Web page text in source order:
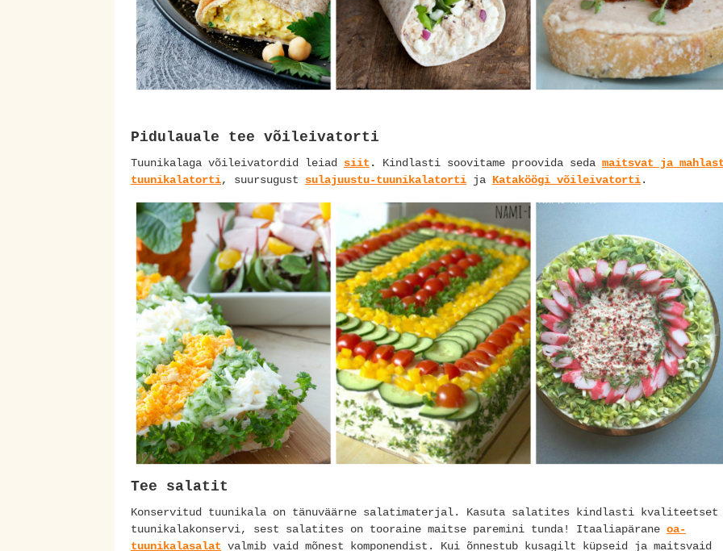
Pidulauale tee võileivatorti
Tuunikalaga võileivatordid leiad siit . Kindlasti soovitame proovida seda maitsvat ja
tuunikalatorti, suursugust sulajuustu-tuunikalatorti ja Kataköögi võileivatorti.
Tee salatit
Konservitud tuunikala on tänuväärne salatimaterjal. Kasuta salatites kindlasti kvaliteetset
tuunikalakonservi, sest salatites on tooraine maitse paremini tunda! Itaaliapärane oa-
tuunikalasalat valmib vaid mõnest komponendist. Kui õnnestub kusagilt küpseid ja maitsvaid